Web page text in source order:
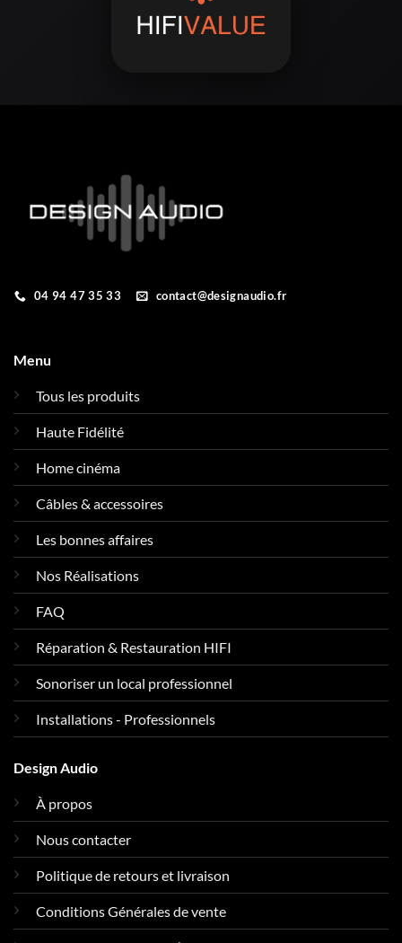
04 94 47 35 33 contact@designaudio.fr
Menu
Tous les produits
Haute Fidélité
Home cinéma
Câbles & accessoires
Les bonnes affaires
Nos Réalisations
FAQ
Réparation & Restauration HIFI
Sonoriser un local professionnel
Installations - Professionnels
Design Audio
À propos
Nous contacter
Politique de retours et livraison
Conditions Générales de vente